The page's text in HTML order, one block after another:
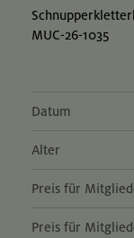
MUC-26-1035
Datum
Alter
Preis für
Preis für